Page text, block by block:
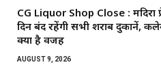
CG Liquor Shop Close : मदिरा
दिन बंद रहेंगी सभी शराब दुकानें,
क्या है वजह
AUGUST 9, 2026